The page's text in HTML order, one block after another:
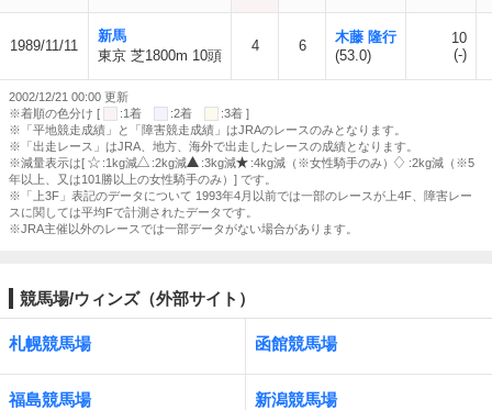
1989/11/11
新馬
東京 芝1800m 10頭
4 6
木藤 隆行
(53.0)
10
(-)
2002/12/21 00:00 更新
※着順の色分け [
:1着 :2着
:3着 ]
※「平地競走成績」と「障害競走成績」はJRAのレースのみとなります。
※「出走レース」はJRA、地方、海外で出走したレースの成績となります。
※減量表示は[
:1kg減 :2kg減 :3kg減 :4kg減（※女性騎手のみ）
:2kg減（※5
年以上、又は101勝以上の女性騎手のみ）] です。
※「上3F」表記のデータについて 1993年4月以前では一部のレースが上4F、障害レー
スに関しては平均Fで計測されたデータです。
※JRA主催以外のレースでは一部データがない場合があります。
競馬場/ウィンズ（外部サイト）
札幌競馬場 函館競馬場
福島競馬場 新潟競馬場